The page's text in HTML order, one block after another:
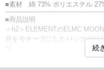
■素材 綿 73% ポリエステル
■商品説明
＜h2＞ELEMENTのELMC
月をモチーフにしたバックプリ
コットンのやわらかな肌ざわり
ーンでもストレスなく着用でき
続